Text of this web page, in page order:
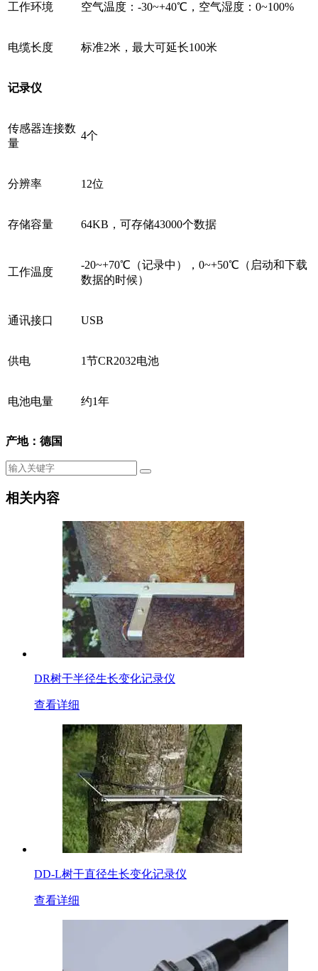
工作环境 空气温度：-30~+40℃，空气湿度：0~100%
电缆长度 标准2米，最大可延长100米
记录仪
传感器连接数
量
4个
分辨率 12位
存储容量 64KB，可存储43000个数据
工作温度
-20~+70℃（记录中），0~+50℃（启动和下载
数据的时候）
通讯接口 USB
供电 1节CR2032电池
电池电量 约1年
产地：德国
相关内容
DR树干半径生长变化记录仪
查看详细
DD-L树干直径生长变化记录仪
查看详细